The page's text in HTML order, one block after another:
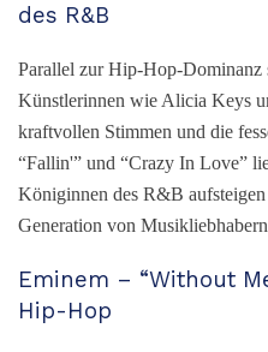
des R&B
Parallel zur Hip-Hop-Dominanz
Künstlerinnen wie Alicia Keys
kraftvollen Stimmen und die
“Fallin'” und “Crazy In Love”
Königinnen des R&B
Generation von
Eminem – “Without
Hip-Hop